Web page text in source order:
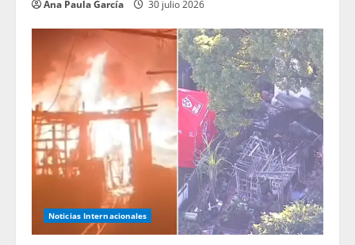
Ana Paula García 30 julio 2026
Noticias Internacionales